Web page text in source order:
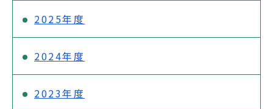
2025年度
2024年度
2023年度